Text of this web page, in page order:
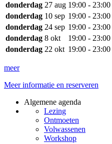
donderdag 27 aug 19:00 - 23:00
donderdag 10 sep 19:00 - 23:00
donderdag 24 sep 19:00 - 23:00
donderdag 8 okt 19:00 - 23:00
donderdag 22 okt 19:00 - 23:00
meer
Meer informatie en reserveren
Algemene agenda
Lezing
Ontmoeten
Volwassenen
Workshop